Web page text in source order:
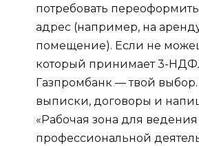
потребовать
адрес (например, на
помещение). Если не
который принимает 3-
Газпромбанк — твой
выписки, договоры и
«Рабочая зона для ведения
профессиональной